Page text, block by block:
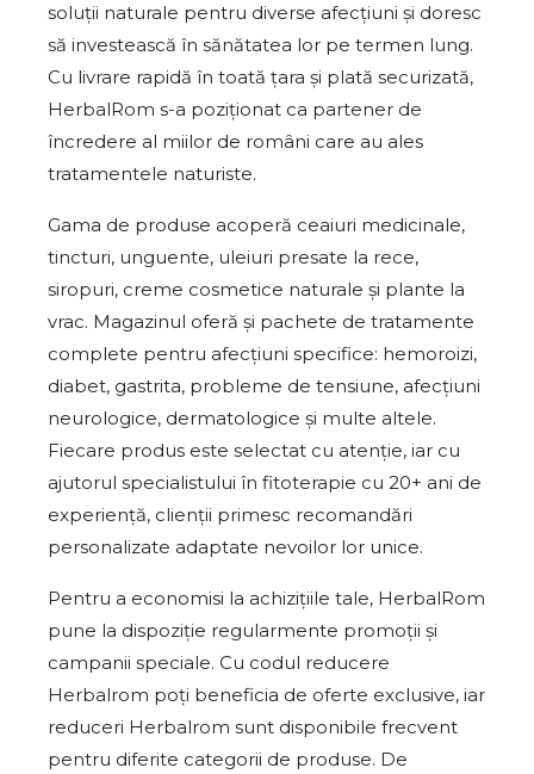
soluții naturale pentru diverse afecțiuni și doresc
să investească în sănătatea lor pe termen lung.
Cu livrare rapidă în toată țara și plată securizată,
HerbalRom s-a poziționat ca partener de
încredere al miilor de români care au ales
tratamentele naturiste.
Gama de produse acoperă ceaiuri medicinale,
tincturi, unguente, uleiuri presate la rece,
siropuri, creme cosmetice naturale și plante la
vrac. Magazinul oferă și pachete de tratamente
complete pentru afecțiuni specifice: hemoroizi,
diabet, gastrita, probleme de tensiune, afecțiuni
neurologice, dermatologice și multe altele.
Fiecare produs este selectat cu atenție, iar cu
ajutorul specialistului în fitoterapie cu 20+ ani de
experiență, clienții primesc recomandări
personalizate adaptate nevoilor lor unice.
Pentru a economisi la achizițiile tale, HerbalRom
pune la dispoziție regularmente promoții și
campanii speciale. Cu codul reducere
Herbalrom poți beneficia de oferte exclusive, iar
reduceri Herbalrom sunt disponibile frecvent
pentru diferite categorii de produse. De